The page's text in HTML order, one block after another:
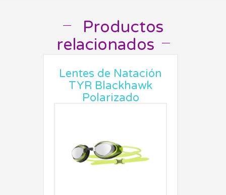
Productos
relacionados
Lentes de Natación
TYR Blackhawk
Polarizado